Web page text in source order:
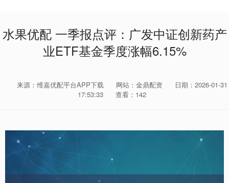
水果优配 一季报点评：广发中证创新药产
业ETF基金季度涨幅6.15%
来源：维嘉优配平台APP下载 网站：金鼎配资
日期：2026-01-31
17:53:33
查看：142